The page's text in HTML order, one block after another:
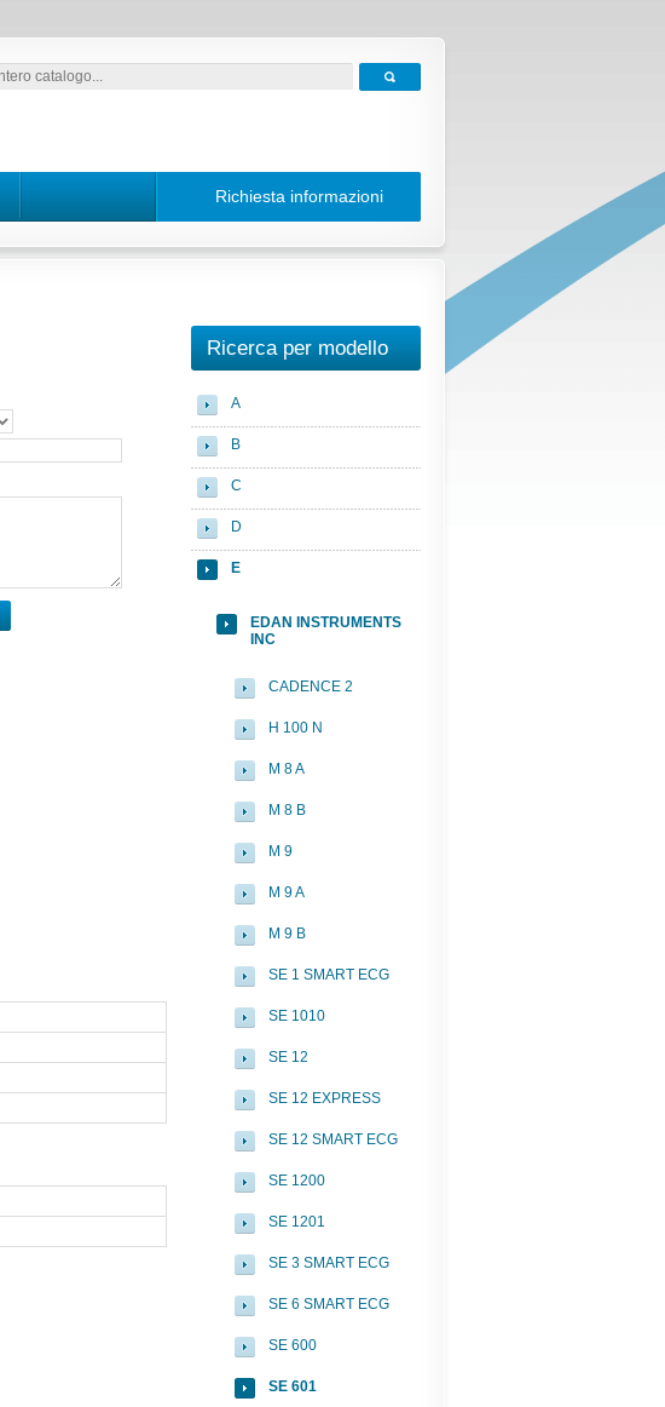
Richiesta informazioni
Ricerca per modello
A
B
C
D
E
EDAN INSTRUMENTS
INC
CADENCE 2
H 100 N
M 8 A
M 8 B
M 9
M 9 A
M 9 B
SE 1 SMART ECG
SE 1010
SE 12
SE 12 EXPRESS
SE 12 SMART ECG
SE 1200
SE 1201
SE 3 SMART ECG
SE 6 SMART ECG
SE 600
SE 601